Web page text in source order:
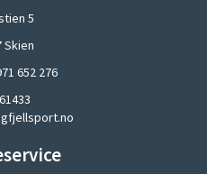
5
Skien
652 276